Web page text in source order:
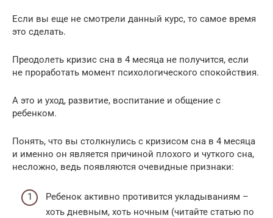
Если вы еще не смотрели данный курс, то самое время
это сделать.
Преодолеть кризис сна в 4 месяца не получится, если
не проработать момент психологического спокойствия.
А это и уход, развитие, воспитание и общение с
ребенком.
Понять, что вы столкнулись с кризисом сна в 4 месяца
и именно он является причиной плохого и чуткого сна,
несложно, ведь появляются очевидные признаки:
Ребенок активно противится укладываниям –
хоть дневным, хоть ночным (читайте статью по